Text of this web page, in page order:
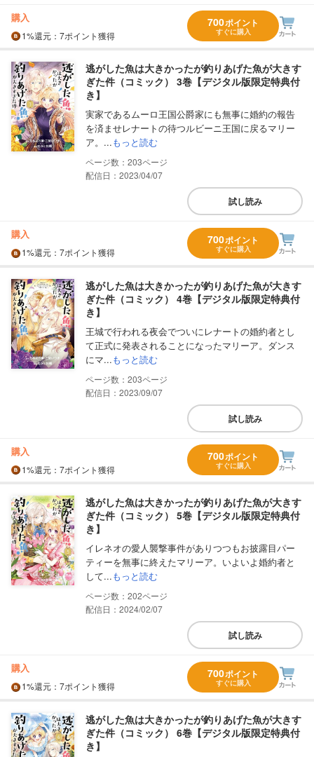
購入
1%還元 ：7ポイント獲得
700ポイント
すぐに購入
逃がした魚は大きかったが釣りあげた魚が大きす
ぎた件（コミック） 3巻【デジタル版限定特典付
き】
実家であるムーロ王国公爵家にも無事に婚約の報告
を済ませレナートの待つルビーニ王国に戻るマリー
ア。...もっと読む
203
配信日：2023/04/07
試し読み
購入
1%還元 ：7ポイント獲得
700ポイント
すぐに購入
逃がした魚は大きかったが釣りあげた魚が大きす
ぎた件（コミック） 4巻【デジタル版限定特典付
き】
王城で行われる夜会でついにレナートの婚約者とし
て正式に発表されることになったマリーア。ダンス
にマ...もっと読む
203
配信日：2023/09/07
試し読み
購入
1%還元 ：7ポイント獲得
700ポイント
すぐに購入
逃がした魚は大きかったが釣りあげた魚が大きす
ぎた件（コミック） 5巻【デジタル版限定特典付
き】
イレネオの愛人襲撃事件がありつつもお披露目パー
ティーを無事に終えたマリーア。いよいよ婚約者と
して...もっと読む
202
配信日：2024/02/07
試し読み
購入
1%還元 ：7ポイント獲得
700ポイント
すぐに購入
逃がした魚は大きかったが釣りあげた魚が大きす
ぎた件（コミック） 6巻【デジタル版限定特典付
き】